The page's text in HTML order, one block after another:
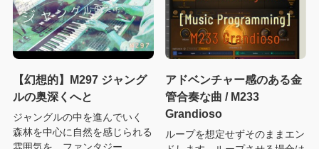
【幻想的】M297 ジャング
ルの奥深くへと
ジャングルの中を進んでいく
森林を中心に自然を感じられる
雰囲気を、ファンタジー...
アドベンチャー感のある金
管合奏な曲 / M233
Grandioso
ループを想定せずそのままエン